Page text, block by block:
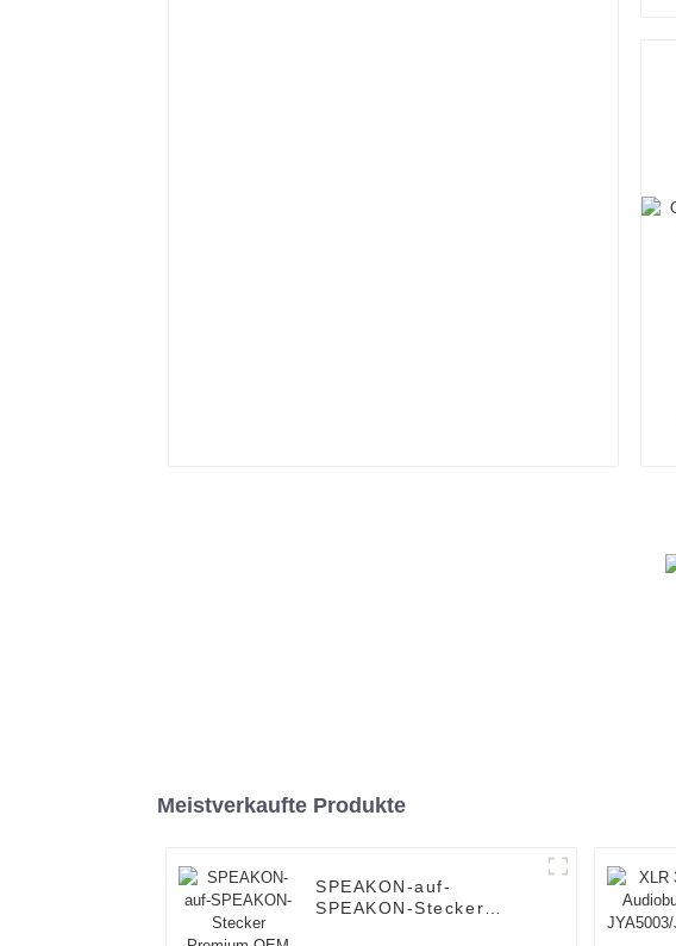
Meistverkaufte Produkte
SPEAKON-auf-
SPEAKON-Stecker